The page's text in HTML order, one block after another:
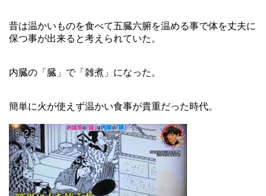
昔は温かいものを食べて五臓六腑を温める事で体を丈夫に
保つ事が出来ると考えられていた。
内臓の「臓」で「雑煮」になった。
簡単に火が使えず温かい食事が貴重だった時代。